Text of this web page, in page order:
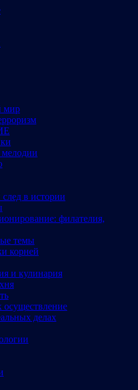
мир
в истории
филателия,
темы
корней
и кулинария
делах